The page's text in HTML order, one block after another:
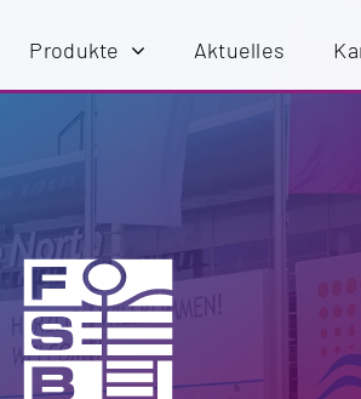
Produkte Aktuelles